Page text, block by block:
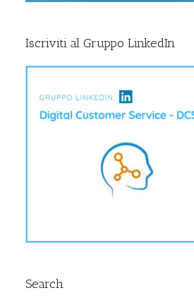
Iscriviti al Gruppo LinkedIn
Search